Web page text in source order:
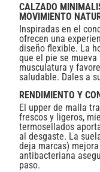
CALZADO
MOVIMIENTO
Inspiradas en el
ofrecen una
diseño flexible. La
que el pie se
musculatura y
saludable. Dales a
RENDIMIENTO Y
El upper de malla
frescos y ligeros,
termosellados
al desgaste. La
deja marcas)
antibacteriana
paso.